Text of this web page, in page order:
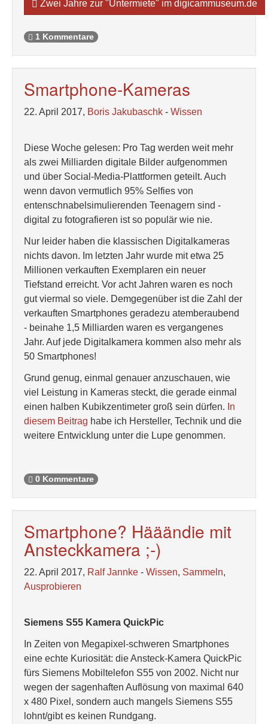
Zwei Jahre zur "Untermiete" im digicammuseum.de
1 Kommentare
Smartphone-Kameras
22. April 2017, Boris Jakubaschk - Wissen
Diese Woche gelesen: Pro Tag werden weit mehr
als zwei Milliarden digitale Bilder aufgenommen
und über Social-Media-Plattformen geteilt. Auch
wenn davon vermutlich 95% Selfies von
entenschnabelsimulierenden Teenagern sind -
digital zu fotografieren ist so populär wie nie.
Nur leider haben die klassischen Digitalkameras
nichts davon. Im letzten Jahr wurde mit etwa 25
Millionen verkauften Exemplaren ein neuer
Tiefstand erreicht. Vor acht Jahren waren es noch
gut viermal so viele. Demgegenüber ist die Zahl der
verkauften Smartphones geradezu atemberaubend
- beinahe 1,5 Milliarden waren es vergangenes
Jahr. Auf jede Digitalkamera kommen also mehr als
50 Smartphones!
Grund genug, einmal genauer anzuschauen, wie
viel Leistung in Kameras steckt, die gerade einmal
einen halben Kubikzentimeter groß sein dürfen. In
diesem Beitrag habe ich Hersteller, Technik und die
weitere Entwicklung unter die Lupe genommen.
0 Kommentare
Smartphone? Hääändie mit
Ansteckkamera ;-)
22. April 2017, Ralf Jannke - Wissen, Sammeln,
Ausprobieren
Siemens S55 Kamera QuickPic
In Zeiten von Megapixel-schweren Smartphones
eine echte Kuriosität: die Ansteck-Kamera QuickPic
fürs Siemens Mobiltelefon S55 von 2002. Nicht nur
wegen der sagenhaften Auflösung von maximal 640
x 480 Pixel, sondern auch mangels Siemens S55
lohnt/gibt es keinen Rundgang.